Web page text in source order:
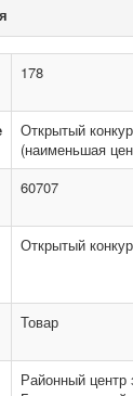
178
Открытый
(наименьшая
60707
Открытый
Товар
Районный центр